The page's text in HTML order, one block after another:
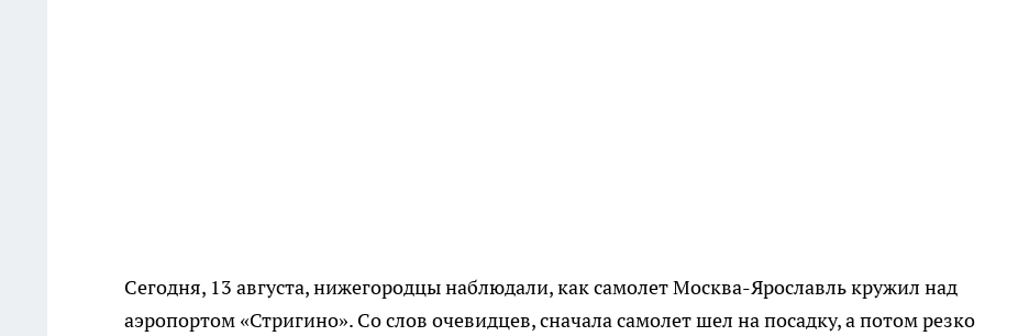
Сегодня, 13 августа, нижегородцы наблюдали, как самолет Москва-Ярославль кружил над
аэропортом «Стригино». Со слов очевидцев, сначала самолет шел на посадку, а потом резко